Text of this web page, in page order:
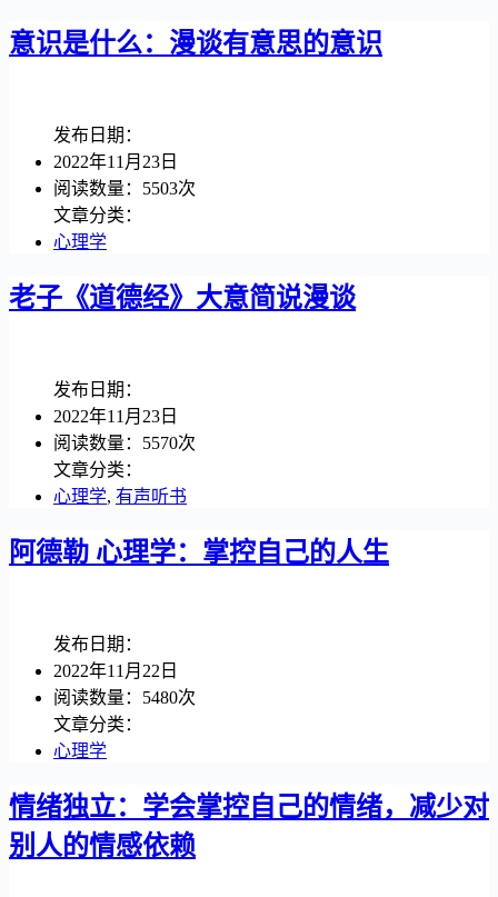
意识是什么：漫谈有意思的意识
发布日期：
2022年11月23日
阅读数量：5503次
文章分类：
心理学
老子《道德经》大意简说漫谈
发布日期：
2022年11月23日
阅读数量：5570次
文章分类：
心理学, 有声听书
阿德勒 心理学：掌控自己的人生
发布日期：
2022年11月22日
阅读数量：5480次
文章分类：
心理学
情绪独立：学会掌控自己的情绪，减少对
别人的情感依赖